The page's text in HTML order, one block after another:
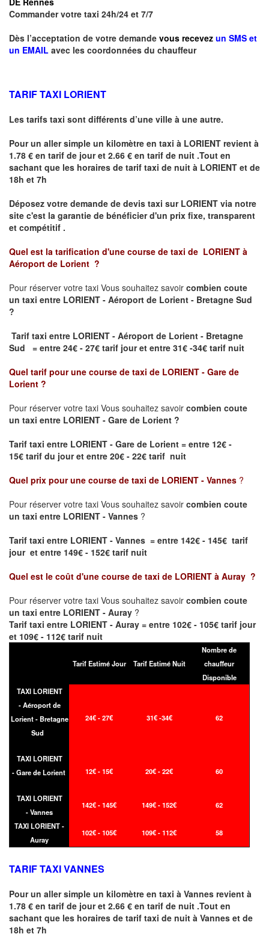
Commander votre taxi 24h/24 et 7/7
Dès l’acceptation de votre demande vous recevez un SMS et
un EMAIL avec les coordonnées du chauffeur
TARIF TAXI LORIENT
Les tarifs taxi sont différents d’une ville à une autre.
Pour un aller simple un kilomètre en taxi à LORIENT revient à
1.78 € en tarif de jour et 2.66 € en tarif de nuit .Tout en
sachant que les horaires de tarif taxi de nuit à LORIENT et de
18h et 7h
Déposez votre demande de devis taxi sur LORIENT via notre
site c'est la garantie de bénéficier d'un prix fixe, transparent
et compétitif .
Quel est la tarification d'une course de taxi de LORIENT à
Aéroport de Lorient ?
Pour réserver votre taxi Vous souhaitez savoir combien coute
un taxi entre LORIENT - Aéroport de Lorient - Bretagne Sud
?
Tarif taxi entre LORIENT - Aéroport de Lorient - Bretagne
Sud = entre 24€ - 27€ tarif jour et entre 31€ -34€ tarif nuit
Quel tarif pour une course de taxi de LORIENT - Gare de
Lorient ?
Pour réserver votre taxi Vous souhaitez savoir combien coute
un taxi entre LORIENT - Gare de Lorient ?
Tarif taxi entre LORIENT - Gare de Lorient = entre 12€ -
15€ tarif du jour et entre 20€ - 22€ tarif nuit
Quel prix pour une course de taxi de LORIENT - Vannes ?
Pour réserver votre taxi Vous souhaitez savoir combien coute
un taxi entre LORIENT - Vannes ?
Tarif taxi entre LORIENT - Vannes = entre 142€ - 145€ tarif
jour et entre 149€ - 152€ tarif nuit
Quel est le coût d'une course de taxi de LORIENT à Auray ?
Pour réserver votre taxi Vous souhaitez savoir combien coute
un taxi entre LORIENT - Auray ?
Tarif taxi entre LORIENT - Auray = entre 102€ - 105€ tarif jour
et 109€ - 112€ tarif nuit
Tarif Estimé Jour Tarif Estimé Nuit
Nombre de
chauffeur
Disponible
TAXI LORIENT
- Aéroport de
Lorient - Bretagne
Sud
24€ - 27€ 31€ -34€ 62
TAXI LORIENT
- Gare de Lorient
12€ - 15€ 20€ - 22€ 60
TAXI LORIENT
- Vannes
142€ - 145€ 149€ - 152€ 62
TAXI LORIENT -
Auray
102€ - 105€ 109€ - 112€ 58
TARIF TAXI VANNES
Pour un aller simple un kilomètre en taxi à Vannes revient à
1.78 € en tarif de jour et 2.66 € en tarif de nuit .Tout en
sachant que les horaires de tarif taxi de nuit à Vannes et de
18h et 7h